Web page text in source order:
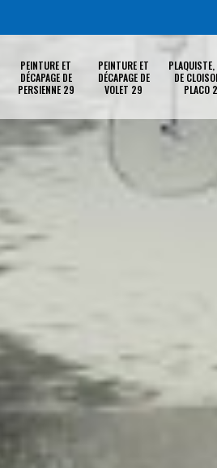
PEINTURE ET
DÉCAPAGE DE
PERSIENNE 29
PEINTURE ET
DÉCAPAGE DE
VOLET 29
DE
PLACO